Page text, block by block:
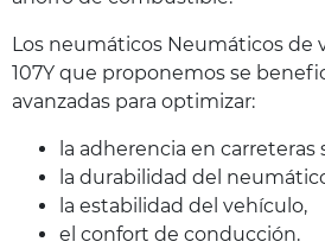
Los neumáticos Neumáticos de
107Y que proponemos se
avanzadas para optimizar:
la adherencia en carreteras
la durabilidad del
la estabilidad del vehículo,
el confort de conducción.